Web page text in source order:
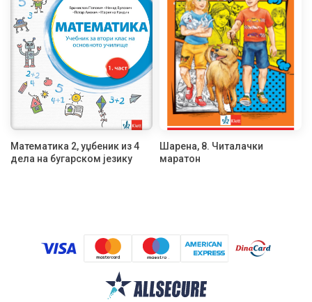
Математика 2, уџбеник из 4
дела на бугарском језику
Шарена, 8. Читалачки
маратон